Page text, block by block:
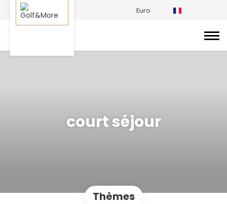
Euro
court séjour
Thèmes